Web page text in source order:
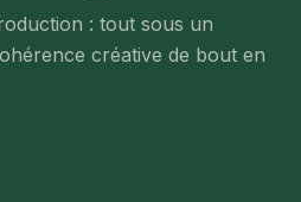
: tout sous un
créative de bout en